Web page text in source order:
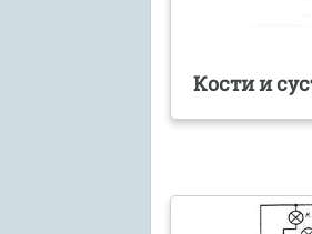
Кости и